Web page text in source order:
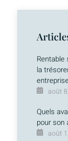
Rentable
la
août
Quels
pour son
août